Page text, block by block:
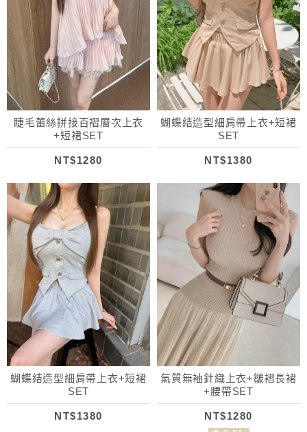
睫毛蕾絲拼接百褶層次上衣
+短裙SET
NT$1280
蝴蝶結造型細肩帶上衣+短裙
SET
NT$1380
蝴蝶結造型細肩帶上衣+短裙
SET
NT$1380
氣質無袖針織上衣+皺褶長裙
+腰帶SET
NT$1280